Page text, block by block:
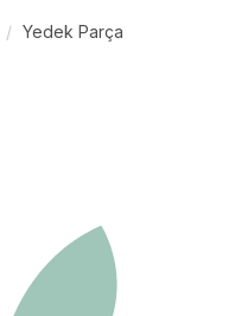
Yedek Parça